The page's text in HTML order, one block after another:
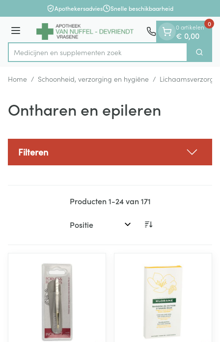
Ga naar de inhoudApothekersadvies Snelle beschikbaarheid
Menu
Product, merk, categorie...
Medicijnen en su Zoek
0 artikelen
€ 0,00
0
Home / Schoonheid, verzorging en hygiëne /
Ontharen en epileren
Filteren
Producten1-24van171
Sorteer op: